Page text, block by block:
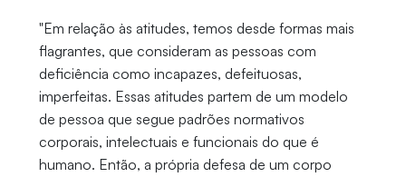
"Em relação às atitudes, temos desde formas mais
flagrantes, que consideram as pessoas com
deficiência como incapazes, defeituosas,
imperfeitas. Essas atitudes partem de um modelo
de pessoa que segue padrões normativos
corporais, intelectuais e funcionais do que é
humano. Então, a própria defesa de um corpo